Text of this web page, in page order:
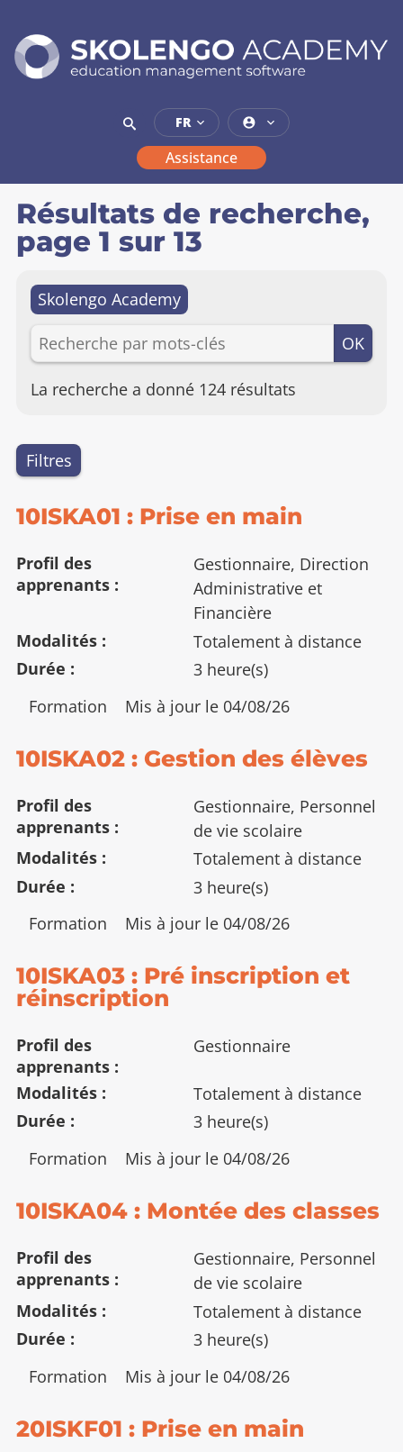
SKOLENGO
Assistance
FR
Résultats de recherche,
page 1 sur 13
Skolengo Academy
RECHERCHER
PAR
MOTS-
CLÉS
OK
La recherche a donné 124 résultats
Filtres
10ISKA01 : Prise en main
Profil des
apprenants
Gestionnaire, Direction
Administrative et
Financière
Modalités
Totalement à distance
Durée
3 heure(s)
Type
Formation Mis à jour le 04/08/26
10ISKA02 : Gestion des élèves
Profil des
apprenants
Gestionnaire, Personnel
de vie scolaire
Modalités
Totalement à distance
Durée
3 heure(s)
Type
Formation Mis à jour le 04/08/26
10ISKA03 : Pré inscription et
réinscription
Profil des
apprenants
Gestionnaire
Modalités
Totalement à distance
Durée
3 heure(s)
Type
Formation Mis à jour le 04/08/26
10ISKA04 : Montée des classes
Profil des
apprenants
Gestionnaire, Personnel
de vie scolaire
Modalités
Totalement à distance
Durée
3 heure(s)
Type
Formation Mis à jour le 04/08/26
20ISKF01 : Prise en main